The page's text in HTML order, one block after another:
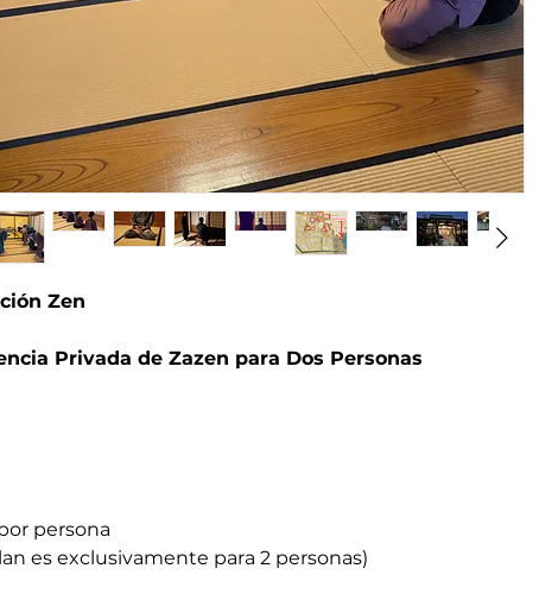
Zen
Privada de Zazen para Dos Personas
persona
es exclusivamente para 2 personas)